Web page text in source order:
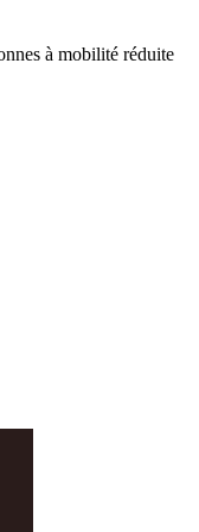
à mobilité réduite